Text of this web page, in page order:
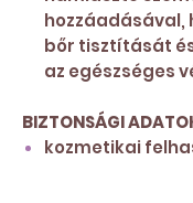
hozzáadásával,
bőr tisztítását
az egészséges
BIZTONSÁGI
kozmetikai